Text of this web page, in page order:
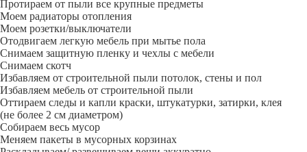
Протираем от пыли все крупные предметы
Моем радиаторы отопления
Моем розетки/выключатели
Отодвигаем легкую мебель при мытье пола
Снимаем защитную пленку и чехлы с мебели
Снимаем скотч
Избавляем от строительной пыли потолок, стены и пол
Избавляем мебель от строительной пыли
Оттираем следы и капли краски, штукатурки, затирки, клея
(не более 2 см диаметром)
Собираем весь мусор
Меняем пакеты в мусорных корзинах